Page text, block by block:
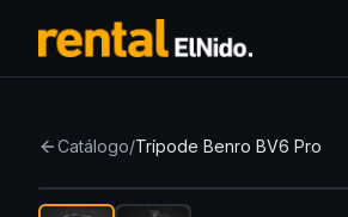
Catálogo/Trípode Benro BV6 Pro